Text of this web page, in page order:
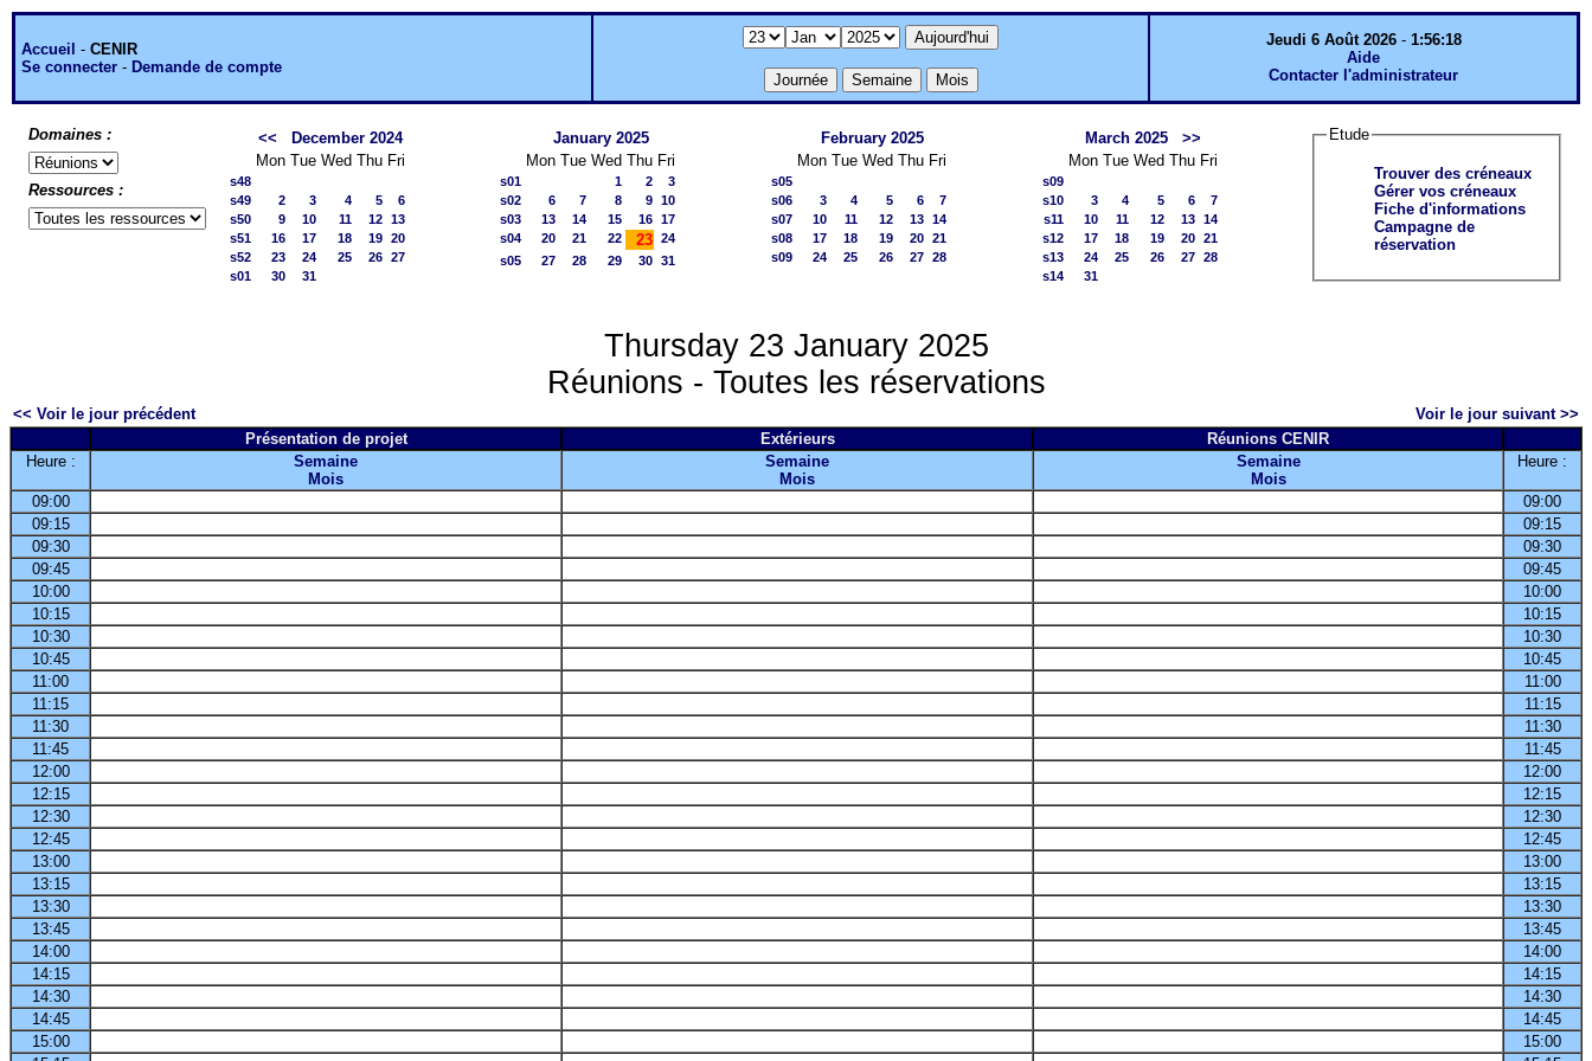
Accueil - CENIR
Se connecter - Demande de compte
Jeudi 6 Août 2026- 1:56:18
Aide
Contacter l'administrateur
Domaines :
Ressources :
<<
December 2024
Mon Tue Wed Thu Fri
s48
s49
2 3 4 5
6
s50
9 10 11 12 13
s51
16 17 18 19 20
s52
23 24 25 26 27
s01
30 31
January 2025
Mon Tue Wed Thu Fri
s01 1 2
3
s02
6 7 8 9 10
s03
13 14 15 16 17
s04
20 21 22 23 24
s05
27 28 29 30 31
February 2025
Mon Tue Wed Thu Fri
s05
s06
3 4 5 6
7
s07
10 11 12 13 14
s08
17 18 19 20 21
s09
24 25 26 27 28
March 2025
>>
Mon Tue Wed Thu Fri
s09
s10
3 4 5 6
7
s11
10 11 12 13 14
s12
17 18 19 20 21
s13
24 25 26 27 28
s14
31
Etude
Trouver des créneaux
Gérer vos créneaux
Fiche d'informations
Campagne de
réservation
Thursday 23 January 2025
Réunions - Toutes les réservations
<< Voir le jour précédent
Voir le jour suivant >>
Présentation de projet
Extérieurs
Réunions CENIR
Heure :
Semaine
Mois
Semaine
Mois
Semaine
Mois
Heure :
09:00
09:00
09:15
09:15
09:30
09:30
09:45
09:45
10:00
10:00
10:15
10:15
10:30
10:30
10:45
10:45
11:00
11:00
11:15
11:15
11:30
11:30
11:45
11:45
12:00
12:00
12:15
12:15
12:30
12:30
12:45
12:45
13:00
13:00
13:15
13:15
13:30
13:30
13:45
13:45
14:00
14:00
14:15
14:15
14:30
14:30
14:45
14:45
15:00
15:00